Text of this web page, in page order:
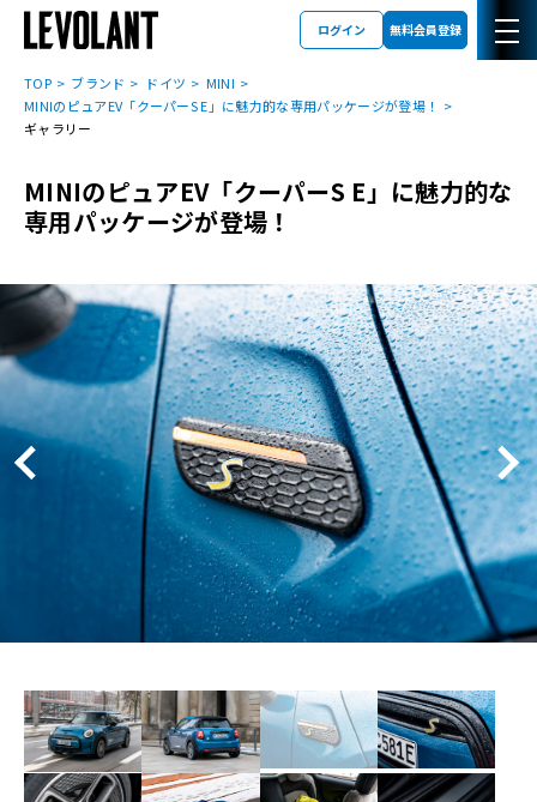
ログイン 無料会員登録
TOP ブランド ドイツ
MINI
MINIのピュアEV「クーパーS E」に魅力的な専用パッケージが登場！
ギャラリー
MINIのピュアEV「クーパーS E」に魅力的な
専用パッケージが登場！